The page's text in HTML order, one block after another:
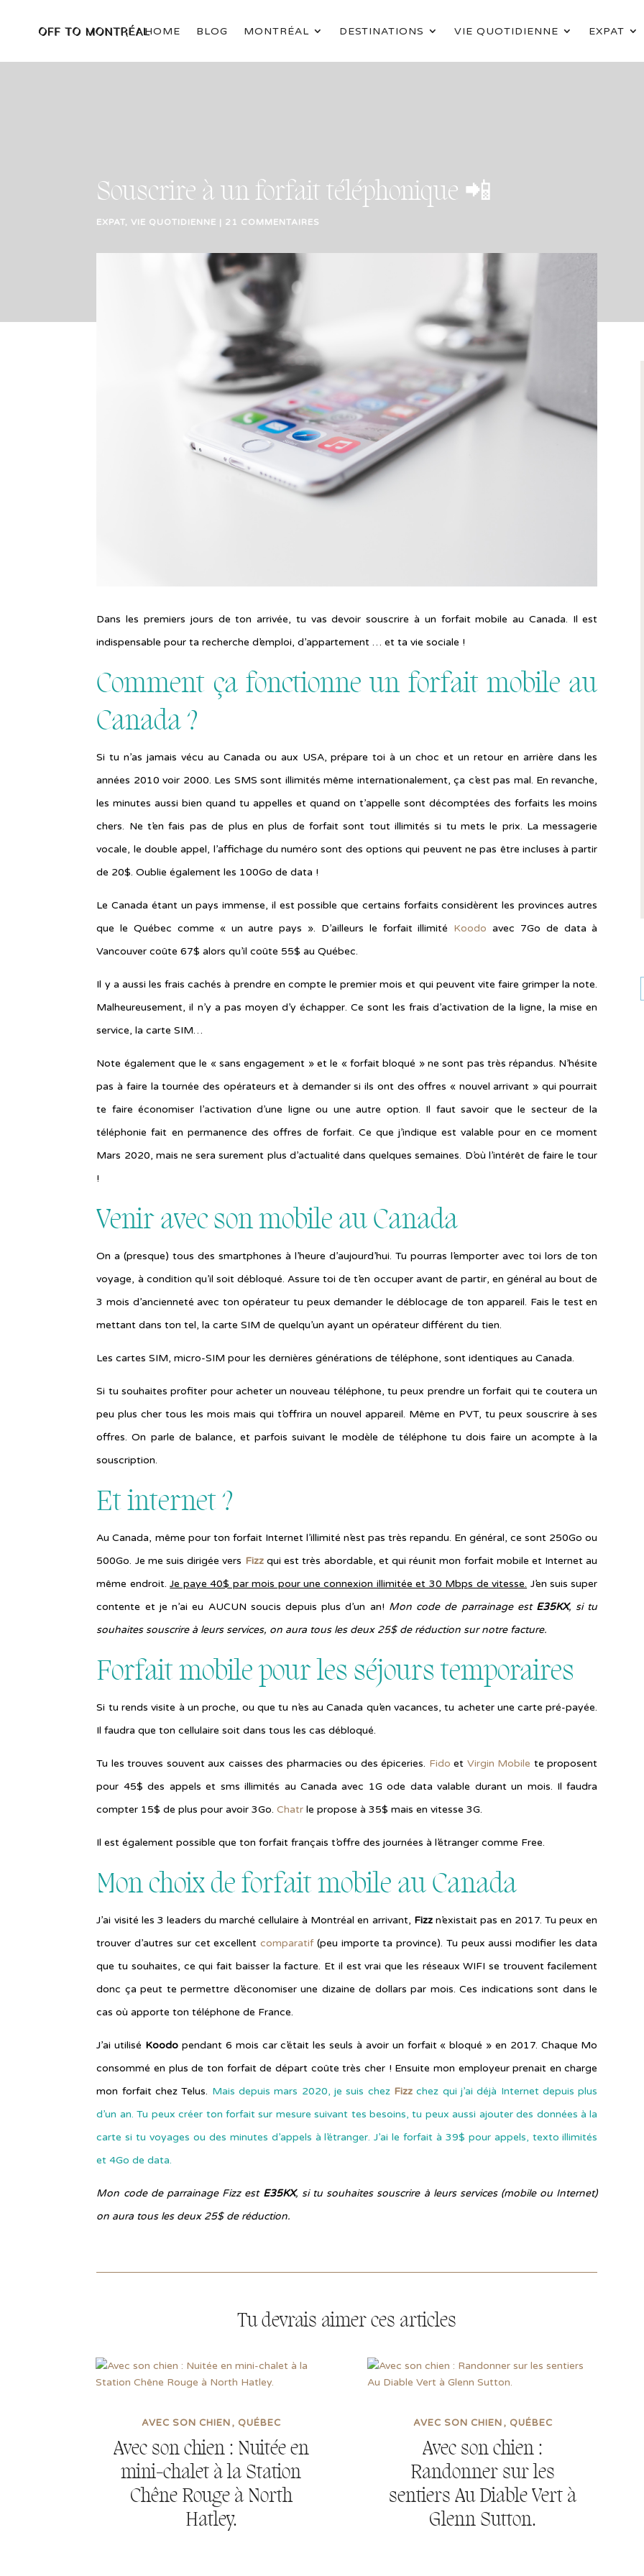
HOME BLOG MONTRÉAL DESTINATIONS VIE QUOTIDIENNE EXPAT
Souscrire à un forfait téléphonique 📲
EXPAT,VIE QUOTIDIENNE | 21 COMMENTAIRES
Dans les premiers jours de ton arrivée, tu vas devoir souscrire à un forfait mobile au Canada. Il est
indispensable pour ta recherche d’emploi, d’appartement … et ta vie sociale !
Comment ça fonctionne un forfait mobile au
Canada ?
Si tu n’as jamais vécu au Canada ou aux USA, prépare toi à un choc et un retour en arrière dans les
années 2010 voir 2000. Les SMS sont illimités même internationalement, ça c’est pas mal. En revanche,
les minutes aussi bien quand tu appelles et quand on t’appelle sont décomptées des forfaits les moins
chers. Ne t’en fais pas de plus en plus de forfait sont tout illimités si tu mets le prix. La messagerie
vocale, le double appel, l’affichage du numéro sont des options qui peuvent ne pas être incluses à partir
de 20$. Oublie également les 100Go de data !
Le Canada étant un pays immense, il est possible que certains forfaits considèrent les provinces autres
que le Québec comme « un autre pays ». D’ailleurs le forfait illimité Koodo avec 7Go de data à
Vancouver coûte 67$ alors qu’il coûte 55$ au Québec.
Il y a aussi les frais cachés à prendre en compte le premier mois et qui peuvent vite faire grimper la note.
Malheureusement, il n’y a pas moyen d’y échapper. Ce sont les frais d’activation de la ligne, la mise en
service, la carte SIM…
Note également que le « sans engagement » et le « forfait bloqué » ne sont pas très répandus. N’hésite
pas à faire la tournée des opérateurs et à demander si ils ont des offres « nouvel arrivant » qui pourrait
te faire économiser l’activation d’une ligne ou une autre option. Il faut savoir que le secteur de la
téléphonie fait en permanence des offres de forfait. Ce que j’indique est valable pour en ce moment
Mars 2020, mais ne sera surement plus d’actualité dans quelques semaines. D’où l’intérêt de faire le tour
!
Venir avec son mobile au Canada
On a (presque) tous des smartphones à l’heure d’aujourd’hui. Tu pourras l’emporter avec toi lors de ton
voyage, à condition qu’il soit débloqué. Assure toi de t’en occuper avant de partir, en général au bout de
3 mois d’ancienneté avec ton opérateur tu peux demander le déblocage de ton appareil. Fais le test en
mettant dans ton tel, la carte SIM de quelqu’un ayant un opérateur différent du tien.
Les cartes SIM, micro-SIM pour les dernières générations de téléphone, sont identiques au Canada.
Si tu souhaites profiter pour acheter un nouveau téléphone, tu peux prendre un forfait qui te coutera un
peu plus cher tous les mois mais qui t’offrira un nouvel appareil. Même en PVT, tu peux souscrire à ses
offres. On parle de balance, et parfois suivant le modèle de téléphone tu dois faire un acompte à la
souscription.
Et internet ?
Au Canada, même pour ton forfait Internet l’illimité n’est pas très repandu. En général, ce sont 250Go ou
500Go. Je me suis dirigée vers Fizzqui est très abordable, et qui réunit mon forfait mobile et Internet au
même endroit.Je paye 40$ par mois pour une connexion illimitée et 30 Mbps de vitesse. J’en suis super
contente et je n’ai eu AUCUN soucis depuis plus d’un an! Mon code de parrainage est E35KX, si tu
souhaites souscrire à leurs services, on aura tous les deux 25$ de réduction sur notre facture.
Forfait mobile pour les séjours temporaires
Si tu rends visite à un proche, ou que tu n’es au Canada qu’en vacances, tu acheter une carte pré-payée.
Il faudra que ton cellulaire soit dans tous les cas débloqué.
Tu les trouves souvent aux caisses des pharmacies ou des épiceries. Fido et Virgin Mobile te proposent
pour 45$ des appels et sms illimités au Canada avec 1G ode data valable durant un mois. Il faudra
compter 15$ de plus pour avoir 3Go.Chatr le propose à 35$ mais en vitesse 3G.
Il est également possible que ton forfait français t’offre des journées à l’étranger comme Free.
Mon choix de forfait mobile au Canada
J’ai visité les 3 leaders du marché cellulaire à Montréal en arrivant, Fizzn’existait pas en 2017. Tu peux en
trouver d’autres sur cet excellentcomparatif (peu importe ta province). Tu peux aussi modifier les data
que tu souhaites, ce qui fait baisser la facture. Et il est vrai que les réseaux WIFI se trouvent facilement
donc ça peut te permettre d’économiser une dizaine de dollars par mois. Ces indications sont dans le
cas où apporte ton téléphone de France.
J’ai utilisé Koodo pendant 6 mois car c’était les seuls à avoir un forfait « bloqué » en 2017. Chaque Mo
consommé en plus de ton forfait de départ coûte très cher ! Ensuite mon employeur prenait en charge
mon forfait chez Telus. Mais depuis mars 2020, je suis chez Fizz chez qui j’ai déjà Internet depuis plus
d’un an. Tu peux créer ton forfait sur mesure suivant tes besoins, tu peux aussi ajouter des données à la
carte si tu voyages ou des minutes d’appels à l’étranger. J’ai le forfait à 39$ pour appels, texto illimités
et 4Go de data.
Mon code de parrainage Fizz est E35KX, si tu souhaites souscrire à leurs services (mobile ou Internet)
on aura tous les deux 25$ de réduction.
Tu devrais aimer ces articles
Avec son chien : Nuitée en
mini-chalet à la Station
Chêne Rouge à North
Hatley.
AVEC SON CHIEN QUÉBEC
Avec son chien :
Randonner sur les
sentiers Au Diable Vert à
Glenn Sutton.
AVEC SON CHIEN QUÉBEC